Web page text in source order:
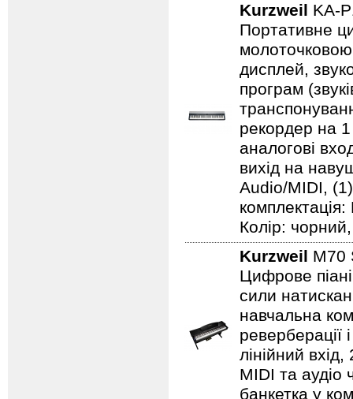
Kurzweil KA-
Портативне
дисплей,
програм
рекордер на
аналогові
вихід на
Audio/MIDI,
Колір:
Kurzweil M70
Цифрове
сили
навчальна
лінійний
MIDI та аудіо
банкетка у